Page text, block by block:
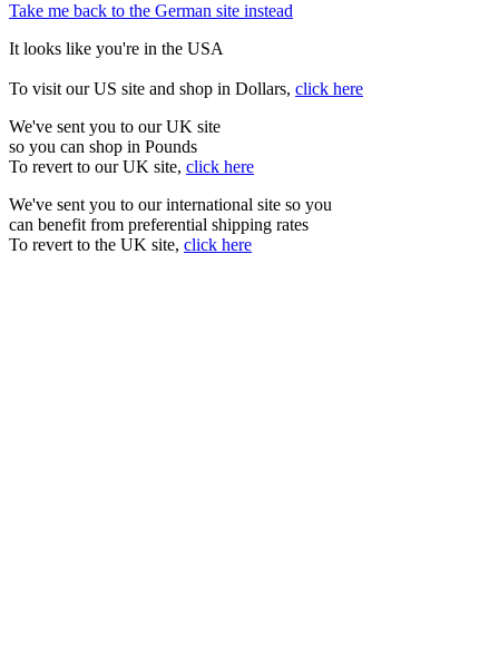
Take me back to the German site instead
It looks like you're in the USA
To visit our US site and shop in Dollars, click here
We've sent you to our UK site
so you can shop in Pounds
To revert to our UK site, click here
We've sent you to our international site so you
can benefit from preferential shipping rates
To revert to the UK site, click here